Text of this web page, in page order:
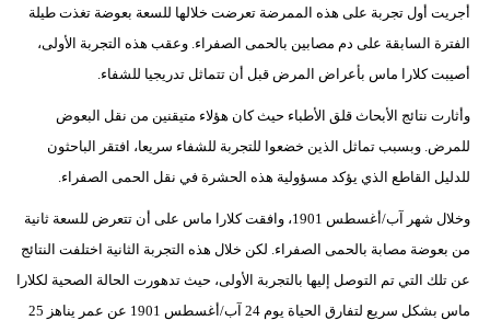
أجريت أول تجربة على هذه الممرضة تعرضت خلالها للسعة بعوضة تغذت طيلة
الفترة السابقة على دم مصابين بالحمى الصفراء. وعقب هذه التجربة الأولى،
أصيبت كلارا ماس بأعراض المرض قبل أن تتماثل تدريجيا للشفاء.
وأثارت نتائج الأبحاث قلق الأطباء حيث كان هؤلاء متيقنين من نقل البعوض
للمرض. وبسبب تماثل الذين خضعوا للتجربة للشفاء سريعا، افتقر الباحثون
للدليل القاطع الذي يؤكد مسؤولية هذه الحشرة في نقل الحمى الصفراء.
وخلال شهر آب/أغسطس 1901، وافقت كلارا ماس على أن تتعرض للسعة ثانية
من بعوضة مصابة بالحمى الصفراء. لكن خلال هذه التجربة الثانية اختلفت النتائج
عن تلك التي تم التوصل إليها بالتجربة الأولى، حيث تدهورت الحالة الصحية لكلارا
ماس بشكل سريع لتفارق الحياة يوم 24 آب/أغسطس 1901 عن عمر يناهز 25